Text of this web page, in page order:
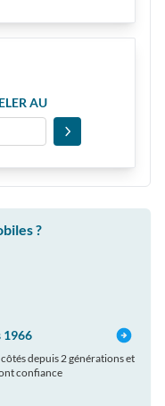
AU
?
depuis 2 générations et
confiance